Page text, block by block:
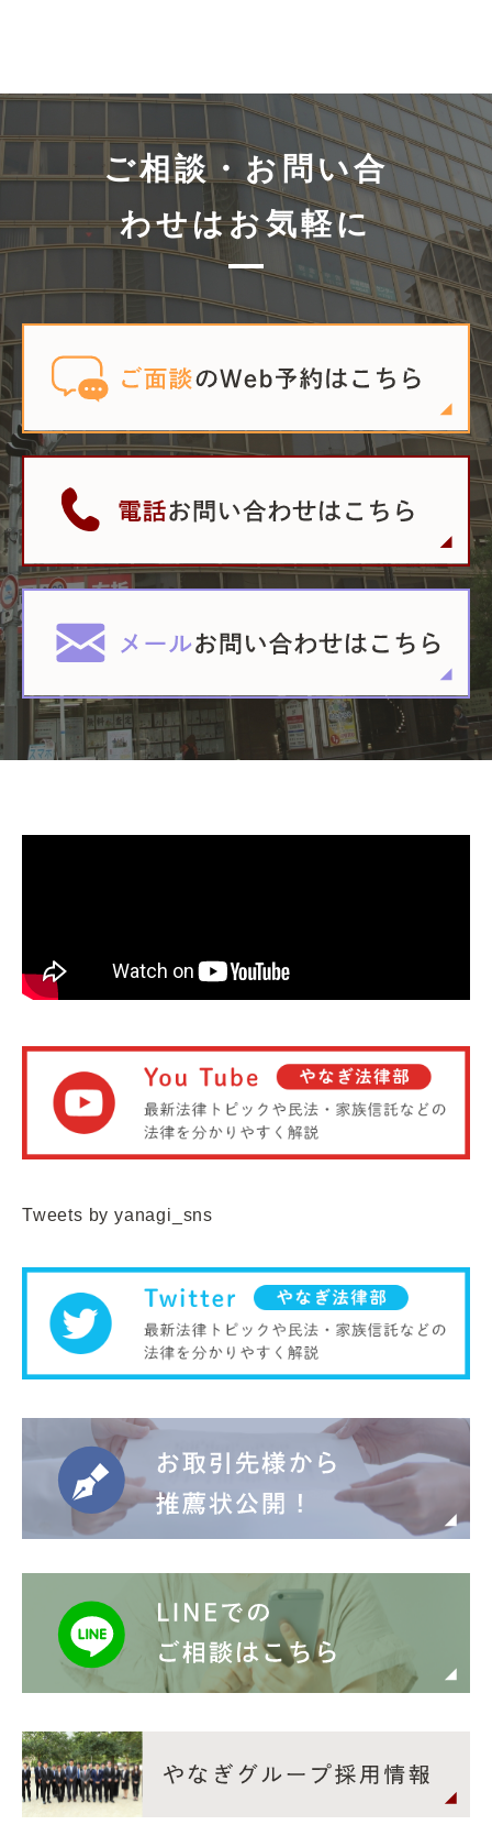
ご相談・お問い合
わせはお気軽に
Tweets by yanagi_sns